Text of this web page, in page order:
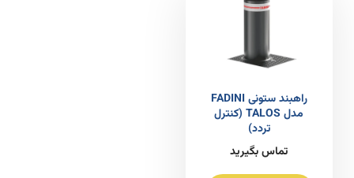
راهبند ستونی FADINI
مدل TALOS (کنترل
تردد)
تماس بگیرید